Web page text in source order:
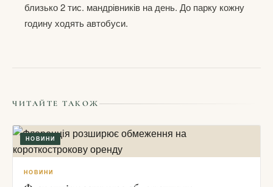
близько 2 тис. мандрівників на день. До парку кожну
годину ходять автобуси.
ЧИТАЙТЕ ТАКОЖ
НОВИНИ
НОВИНИ